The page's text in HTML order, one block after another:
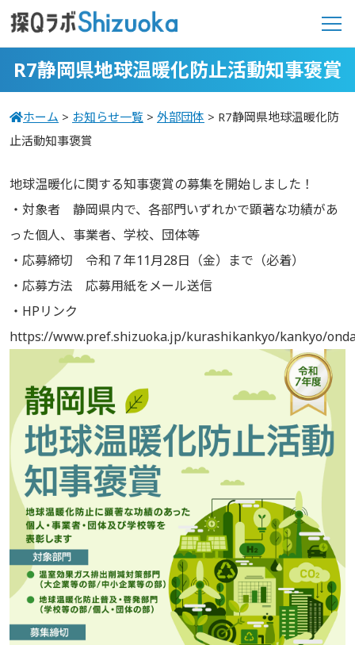
R7静岡県地球温暖化防止活動知事褒賞
ホーム > お知らせ一覧 > 外部団体 > R7静岡県地球温暖化防
止活動知事褒賞
地球温暖化に関する知事褒賞の募集を開始しました！
・対象者 静岡県内で、各部門いずれかで顕著な功績があ
った個人、事業者、学校、団体等
・応募締切 令和７年11月28日（金）まで（必着）
・応募方法 応募用紙をメール送信
・HPリンク
https://www.pref.shizuoka.jp/kurashikankyo/kankyo/